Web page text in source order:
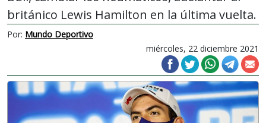
británico Lewis Hamilton en la última vuelta.
Por: Mundo Deportivo
miércoles, 22 diciembre 2021